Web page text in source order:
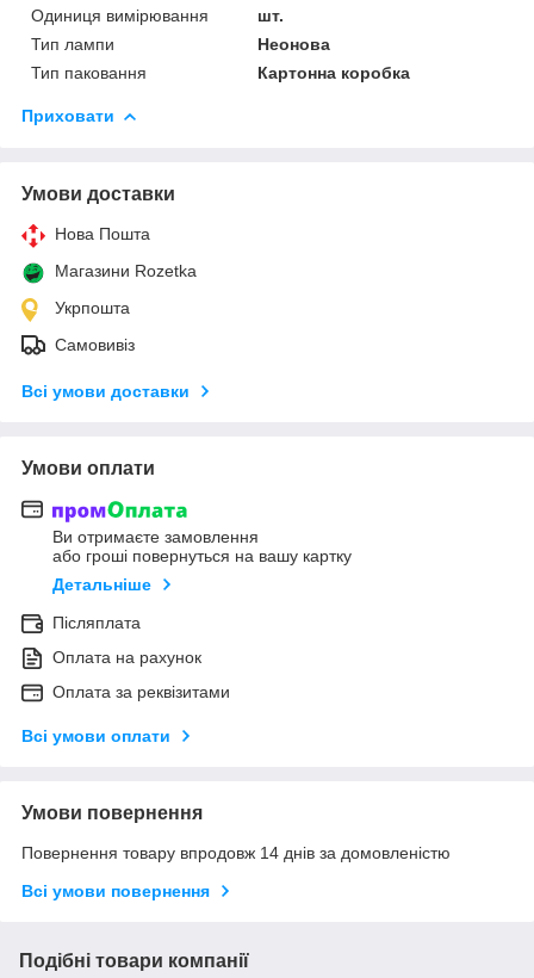
Одиниця вимірювання
шт.
Тип лампи
Неонова
Тип паковання
Картонна коробка
Приховати
Умови доставки
Нова Пошта
Магазини Rozetka
Укрпошта
Самовивіз
Всі умови доставки
Умови оплати
Ви отримаєте замовлення
або гроші повернуться на вашу картку
Детальніше
Післяплата
Оплата на рахунок
Оплата за реквізитами
Всі умови оплати
Умови повернення
Повернення товару впродовж 14 днів за домовленістю
Всі умови повернення
Подібні товари компанії